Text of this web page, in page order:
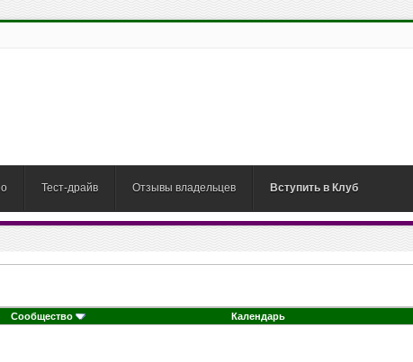
Тест-драйв Отзывы владельцев Вступить в Клуб
Сообщество Календарь